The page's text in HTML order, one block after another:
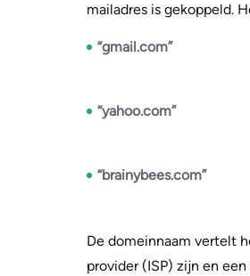
mailadres is gekoppeld.
“gmail.com”
“yahoo.com”
“brainybees.com”
De domeinnaam vertelt
provider (ISP) zijn en